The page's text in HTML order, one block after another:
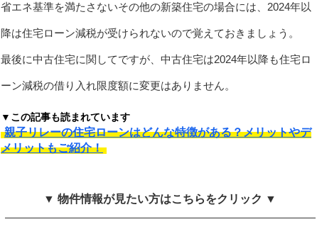
省エネ基準を満たさないその他の新築住宅の場合には、2024年以
降は住宅ローン減税が受けられないので覚えておきましょう。
最後に中古住宅に関してですが、中古住宅は2024年以降も住宅ロ
ーン減税の借り入れ限度額に変更はありません。
▼この記事も読まれています
親子リレーの住宅ローンはどんな特徴がある？メリットやデ
メリットもご紹介！
▼ 物件情報が見たい方はこちらをクリック ▼